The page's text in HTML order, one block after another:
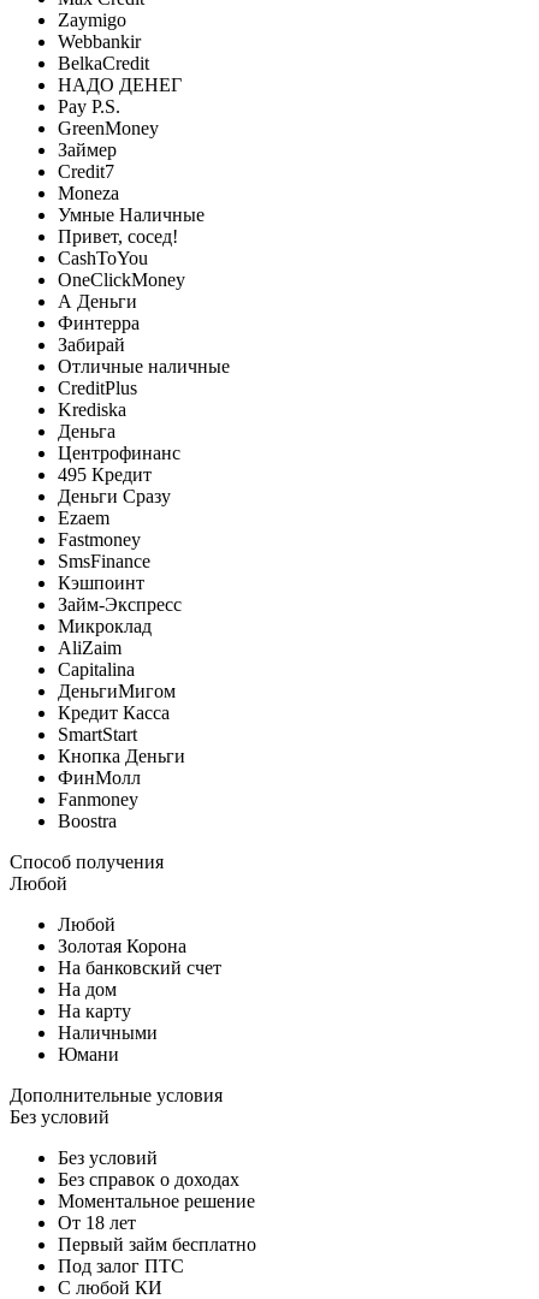
Zaymigo
Webbankir
BelkaCredit
НАДО ДЕНЕГ
Pay P.S.
GreenMoney
Займер
Credit7
Moneza
Умные Наличные
Привет, сосед!
CashToYou
OneClickMoney
А Деньги
Финтерра
Забирай
Отличные наличные
CreditPlus
Krediska
Деньга
Центрофинанс
495 Кредит
Деньги Сразу
Ezaem
Fastmoney
SmsFinance
Кэшпоинт
Займ-Экспресс
Микроклад
AliZaim
Capitalina
ДеньгиМигом
Кредит Касса
SmartStart
Кнопка Деньги
ФинМолл
Fanmoney
Boostra
Способ получения
Любой
Любой
Золотая Корона
На банковский счет
На дом
На карту
Наличными
Юмани
Дополнительные условия
Без условий
Без условий
Без справок о доходах
Моментальное решение
От 18 лет
Первый займ бесплатно
Под залог ПТС
С любой КИ